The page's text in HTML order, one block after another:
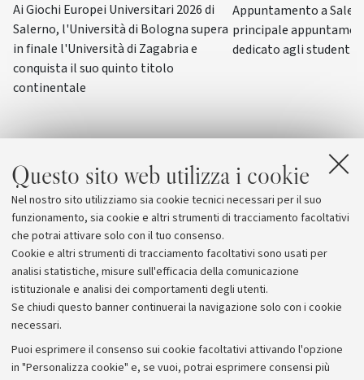
Questo sito web utilizza i cookie
Nel nostro sito utilizziamo sia cookie tecnici necessari per il suo
funzionamento, sia cookie e altri strumenti di tracciamento facoltativi
che potrai attivare solo con il tuo consenso.
Cookie e altri strumenti di tracciamento facoltativi sono usati per
analisi statistiche, misure sull'efficacia della comunicazione
istituzionale e analisi dei comportamenti degli utenti.
Se chiudi questo banner continuerai la navigazione solo con i cookie
necessari.
Puoi esprimere il consenso sui cookie facoltativi attivando l'opzione
in "Personalizza cookie" e, se vuoi, potrai esprimere consensi più
Ai Giochi Europei Universitari 2026 di
Salerno, l'Università di Bologna supera
in finale l'Università di Zagabria e
conquista il suo quinto titolo
continentale
Appuntamento a
principale
dedicato agli
Archivio
Comunicati stampa